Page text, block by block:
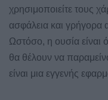
χρησιμοποιείτε τους
ασφάλεια και γρήγορα
Ωστόσο, η ουσία είναι
θα θέλουν να
είναι μια εγγενής